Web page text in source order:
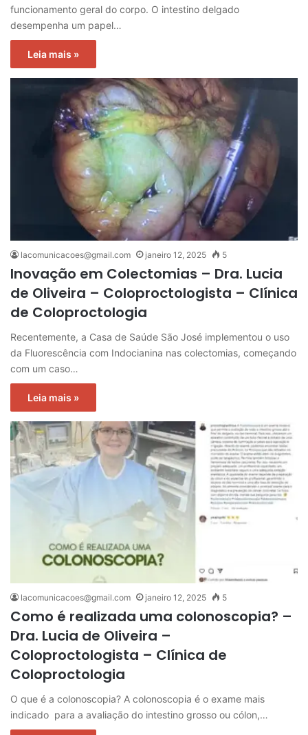
funcionamento geral do corpo. O intestino delgado
desempenha um papel…
Leia mais »
lacomunicacoes@gmail.com janeiro 12, 2025 5
Inovação em Colectomias – Dra. Lucia
de Oliveira – Coloproctologista – Clínica
de Coloproctologia
Recentemente, a Casa de Saúde São José implementou o uso
da Fluorescência com Indocianina nas colectomias, começando
com um caso…
Leia mais »
lacomunicacoes@gmail.com janeiro 12, 2025 5
Como é realizada uma colonoscopia? –
Dra. Lucia de Oliveira –
Coloproctologista – Clínica de
Coloproctologia
O que é a colonoscopia? A colonoscopia é o exame mais
indicado para a avaliação do intestino grosso ou cólon,…